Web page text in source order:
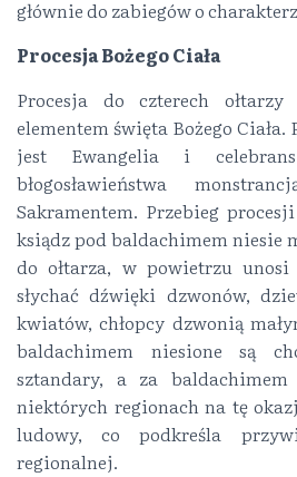
głównie do zabiegów o
Procesja Bożego Ciała
Procesja do czterech
elementem święta Bożego Ciała.
jest Ewangelia i
błogosławieństwa
Sakramentem. Przebieg
ksiądz pod baldachimem niesie
do ołtarza, w powietrzu unosi
słychać dźwięki dzwonów,
kwiatów, chłopcy dzwonią
baldachimem niesione są
sztandary, a za
niektórych regionach na tę
ludowy, co podkreśla
regionalnej.